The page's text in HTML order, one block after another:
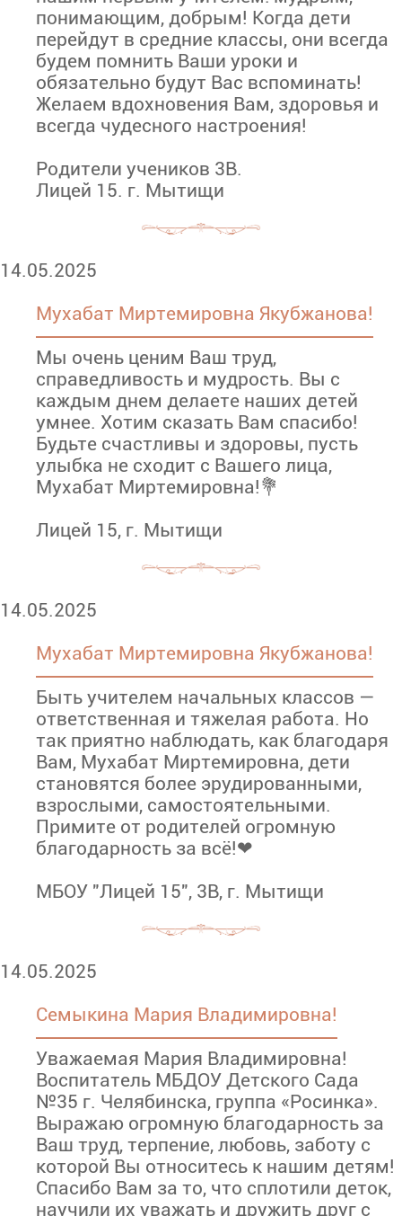
понимающим, добрым! Когда дети
перейдут в средние классы, они всегда
будем помнить Ваши уроки и
обязательно будут Вас вспоминать!
Желаем вдохновения Вам, здоровья и
всегда чудесного настроения!
Родители учеников 3В.
Лицей 15. г. Мытищи
14.05.2025
Мухабат Миртемировна Якубжанова!
Мы очень ценим Ваш труд,
справедливость и мудрость. Вы с
каждым днем делаете наших детей
умнее. Хотим сказать Вам спасибо!
Будьте счастливы и здоровы, пусть
улыбка не сходит с Вашего лица,
Мухабат Миртемировна!💐
Лицей 15, г. Мытищи
14.05.2025
Мухабат Миртемировна Якубжанова!
Быть учителем начальных классов —
ответственная и тяжелая работа. Но
так приятно наблюдать, как благодаря
Вам, Мухабат Миртемировна, дети
становятся более эрудированными,
взрослыми, самостоятельными.
Примите от родителей огромную
благодарность за всё!❤
МБОУ "Лицей 15", 3В, г. Мытищи
14.05.2025
Семыкина Мария Владимировна!
Уважаемая Мария Владимировна!
Воспитатель МБДОУ Детского Сада
№35 г. Челябинска, группа «Росинка».
Выражаю огромную благодарность за
Ваш труд, терпение, любовь, заботу с
которой Вы относитесь к нашим детям!
Спасибо Вам за то, что сплотили деток,
научили их уважать и дружить друг с